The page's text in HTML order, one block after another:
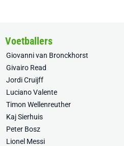
Voetballers
Giovanni van Bronckhorst
Givairo Read
Jordi Cruijff
Luciano Valente
Timon Wellenreuther
Kaj Sierhuis
Peter Bosz
Lionel Messi